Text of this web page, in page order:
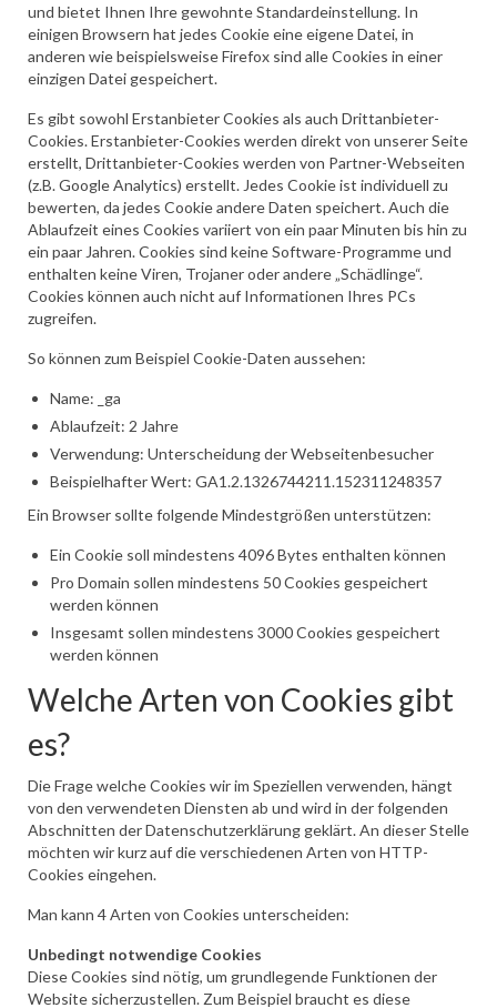
und bietet Ihnen Ihre gewohnte Standardeinstellung. In
einigen Browsern hat jedes Cookie eine eigene Datei, in
anderen wie beispielsweise Firefox sind alle Cookies in einer
einzigen Datei gespeichert.
Es gibt sowohl Erstanbieter Cookies als auch Drittanbieter-
Cookies. Erstanbieter-Cookies werden direkt von unserer Seite
erstellt, Drittanbieter-Cookies werden von Partner-Webseiten
(z.B. Google Analytics) erstellt. Jedes Cookie ist individuell zu
bewerten, da jedes Cookie andere Daten speichert. Auch die
Ablaufzeit eines Cookies variiert von ein paar Minuten bis hin zu
ein paar Jahren. Cookies sind keine Software-Programme und
enthalten keine Viren, Trojaner oder andere „Schädlinge“.
Cookies können auch nicht auf Informationen Ihres PCs
zugreifen.
So können zum Beispiel Cookie-Daten aussehen:
Name: _ga
Ablaufzeit: 2 Jahre
Verwendung: Unterscheidung der Webseitenbesucher
Beispielhafter Wert: GA1.2.1326744211.152311248357
Ein Browser sollte folgende Mindestgrößen unterstützen:
Ein Cookie soll mindestens 4096 Bytes enthalten können
Pro Domain sollen mindestens 50 Cookies gespeichert
werden können
Insgesamt sollen mindestens 3000 Cookies gespeichert
werden können
Welche Arten von Cookies gibt
es?
Die Frage welche Cookies wir im Speziellen verwenden, hängt
von den verwendeten Diensten ab und wird in der folgenden
Abschnitten der Datenschutzerklärung geklärt. An dieser Stelle
möchten wir kurz auf die verschiedenen Arten von HTTP-
Cookies eingehen.
Man kann 4 Arten von Cookies unterscheiden:
Unbedingt notwendige Cookies
Diese Cookies sind nötig, um grundlegende Funktionen der
Website sicherzustellen. Zum Beispiel braucht es diese